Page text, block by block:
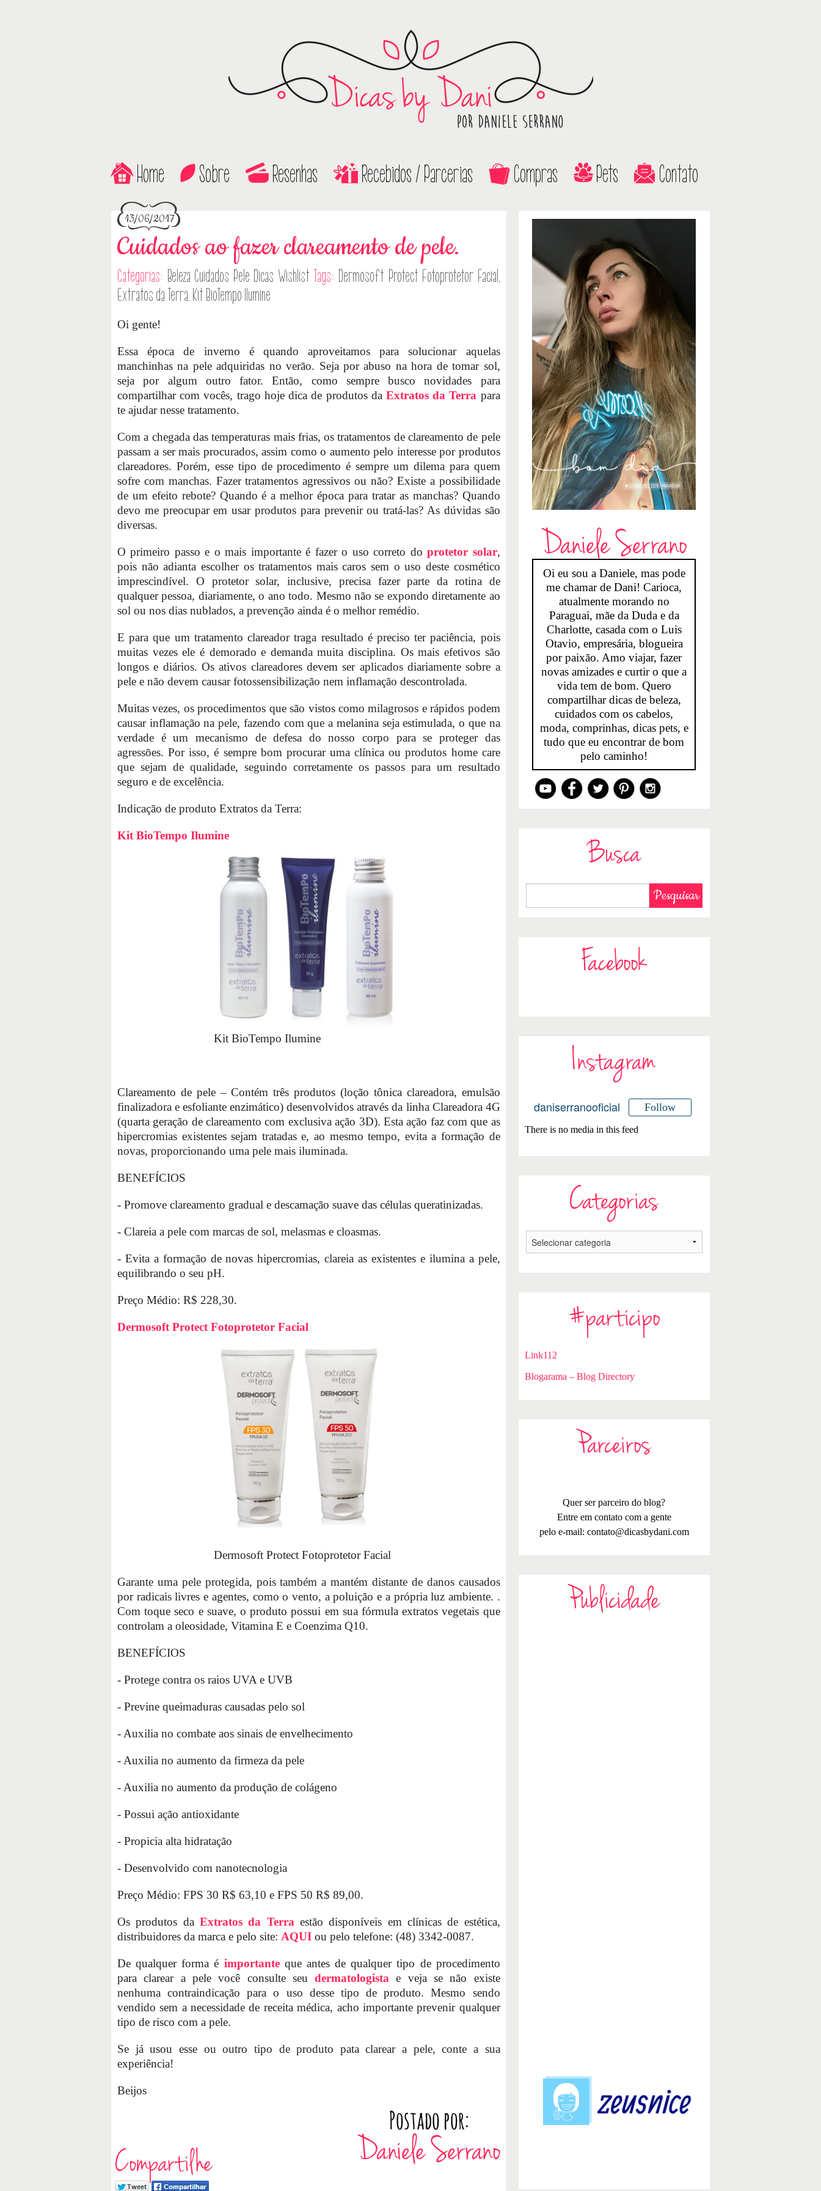
Home Sobre Resenhas Recebidos / Parcerias Compras Pets Contato
13/06/2017
Cuidados ao fazer clareamento de pele.
Categorias: Beleza Cuidados Pele Dicas Wishlist Tags: Dermosoft Protect Fotoprotetor Facial,
Extratos da Terra, Kit BioTempo Ilumine
Oi gente!
Essa época de inverno é quando aproveitamos para solucionar aquelas
manchinhas na pele adquiridas no verão. Seja por abuso na hora de tomar sol,
seja por algum outro fator. Então, como sempre busco novidades para
compartilhar com vocês, trago hoje dica de produtos da Extratos da Terra para
te ajudar nesse tratamento.
Com a chegada das temperaturas mais frias, os tratamentos de clareamento de pele
passam a ser mais procurados, assim como o aumento pelo interesse por produtos
clareadores. Porém, esse tipo de procedimento é sempre um dilema para quem
sofre com manchas. Fazer tratamentos agressivos ou não? Existe a possibilidade
de um efeito rebote? Quando é a melhor época para tratar as manchas? Quando
devo me preocupar em usar produtos para prevenir ou tratá-las? As dúvidas são
diversas.
O primeiro passo e o mais importante é fazer o uso correto doprotetor solar,
pois não adianta escolher os tratamentos mais caros sem o uso deste cosmético
imprescindível. O protetor solar, inclusive, precisa fazer parte da rotina de
qualquer pessoa, diariamente, o ano todo. Mesmo não se expondo diretamente ao
sol ou nos dias nublados, a prevenção ainda é o melhor remédio.
E para que um tratamento clareador traga resultado é preciso ter paciência, pois
muitas vezes ele é demorado e demanda muita disciplina. Os mais efetivos são
longos e diários. Os ativos clareadores devem ser aplicados diariamente sobre a
pele e não devem causar fotossensibilização nem inflamação descontrolada.
Muitas vezes, os procedimentos que são vistos como milagrosos e rápidos podem
causar inflamação na pele, fazendo com que a melanina seja estimulada, o que na
verdade é um mecanismo de defesa do nosso corpo para se proteger das
agressões. Por isso, é sempre bom procurar uma clínica ou produtos home care
que sejam de qualidade, seguindo corretamente os passos para um resultado
seguro e de excelência.
Indicação de produto Extratos da Terra:
Kit BioTempo Ilumine
Kit BioTempo Ilumine
Clareamento de pele – Contém três produtos (loção tônica clareadora, emulsão
finalizadora e esfoliante enzimático) desenvolvidos através da linha Clareadora 4G
(quarta geração de clareamento com exclusiva ação 3D). Esta ação faz com que as
hipercromias existentes sejam tratadas e, ao mesmo tempo, evita a formação de
novas, proporcionando uma pele mais iluminada.
BENEFÍCIOS
- Promove clareamento gradual e descamação suave das células queratinizadas.
- Clareia a pele com marcas de sol, melasmas e cloasmas.
- Evita a formação de novas hipercromias, clareia as existentes e ilumina a pele,
equilibrando o seu pH.
Preço Médio: R$ 228,30.
Dermosoft Protect Fotoprotetor Facial
Dermosoft Protect Fotoprotetor Facial
Garante uma pele protegida, pois também a mantém distante de danos causados
por radicais livres e agentes, como o vento, a poluição e a própria luz ambiente. ​.
Com toque seco e suave, o produto possui em sua fórmula extratos vegetais que
controlam a oleosidade, Vitamina E e Coenzima Q10.
BENEFÍCIOS
- Protege contra os raios UVA e UVB
- Previne queimaduras causadas pelo sol
- Auxilia no combate aos sinais de envelhecimento
- Auxilia no aumento da firmeza da pele
- Auxilia no aumento da produção de colágeno
- Possui ação antioxidante
- Propicia alta hidratação
- Desenvolvido com nanotecnologia
Preço Médio: FPS 30 R$ 63,10 e FPS 50 R$ 89,00.
Os produtos da Extratos da Terra estão disponíveis em clínicas de estética,
distribuidores da marca e pelo site: AQUI ou pelo telefone: (48) 3342-0087.
De qualquer forma é importanteque antes de qualquer tipo de procedimento
para clarear a pele você consulte seudermatologista e veja se não existe
nenhuma contraindicação para o uso desse tipo de produto. Mesmo sendo
vendido sem a necessidade de receita médica, acho importante prevenir qualquer
tipo de risco com a pele.
Se já usou esse ou outro tipo de produto pata clarear a pele, conte a sua
experiência!
Beijos
Compartilhe
Daniele Serrano
Oi eu sou a Daniele, mas pode
me chamar de Dani! Carioca,
atualmente morando no
Paraguai, mãe da Duda e da
Charlotte, casada com o Luis
Otavio, empresária, blogueira
por paixão. Amo viajar, fazer
novas amizades e curtir o que a
vida tem de bom. Quero
compartilhar dicas de beleza,
cuidados com os cabelos,
moda, comprinhas, dicas pets, e
tudo que eu encontrar de bom
pelo caminho!
Busca
Facebook
Instagram
daniserranooficial Follow
There is no media in this feed
Categorias
#participo
Link112
Blogarama – Blog Directory
Parceiros
Quer ser parceiro do blog?
Entre em contato com a gente
pelo e-mail: contato@dicasbydani.com
Publicidade